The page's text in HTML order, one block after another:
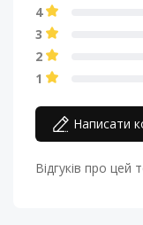
4
3
2
1
Написати
Відгуків про